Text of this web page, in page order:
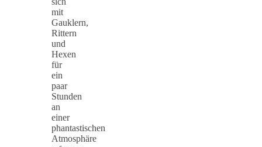
mit
Gauklern,
Rittern
und
Hexen
für
ein
paar
Stunden
an
einer
phantastischen
Atmosphäre